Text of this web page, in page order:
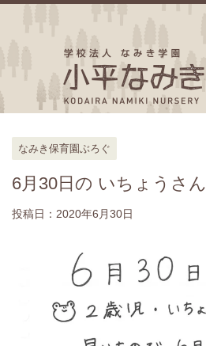
なみき保育園ぶろぐ
6月30日の いちょうさん
投稿日： 2020年6月30日